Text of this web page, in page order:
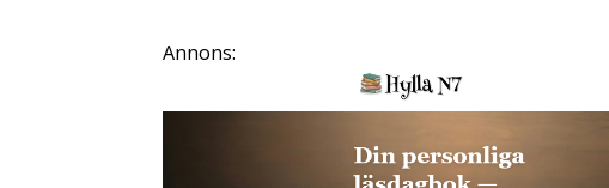
Annons: